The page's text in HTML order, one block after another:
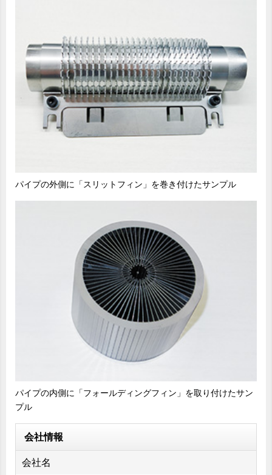
パイプの外側に「スリットフィン」を巻き付けたサンプル
パイプの内側に「フォールディングフィン」を取り付けたサン
プル
会社情報
会社名